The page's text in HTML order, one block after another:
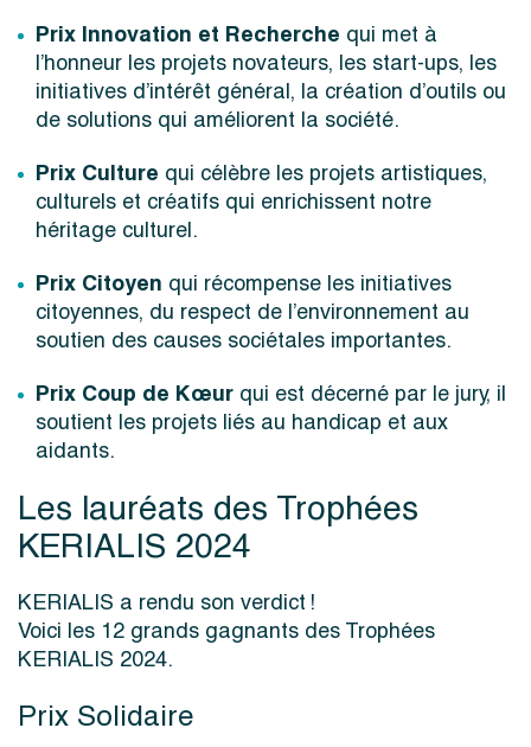
Prix Innovation et Recherche qui met à
l’honneur les projets novateurs, les start-ups, les
initiatives d’intérêt général, la création d’outils ou
de solutions qui améliorent la société.
Prix Culture qui célèbre les projets artistiques,
culturels et créatifs qui enrichissent notre
héritage culturel.
Prix Citoyen qui récompense les initiatives
citoyennes, du respect de l’environnement au
soutien des causes sociétales importantes.
Prix Coup de Kœur qui est décerné par le jury, il
soutient les projets liés au handicap et aux
aidants.
Les lauréats des Trophées
KERIALIS 2024
KERIALIS a rendu son verdict !
Voici les 12 grands gagnants des Trophées
KERIALIS 2024.
Prix Solidaire